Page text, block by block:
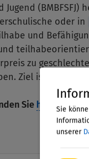
Sie
unserer
Jugend
oder in
und
zu
Ziel ist die
Sie hier